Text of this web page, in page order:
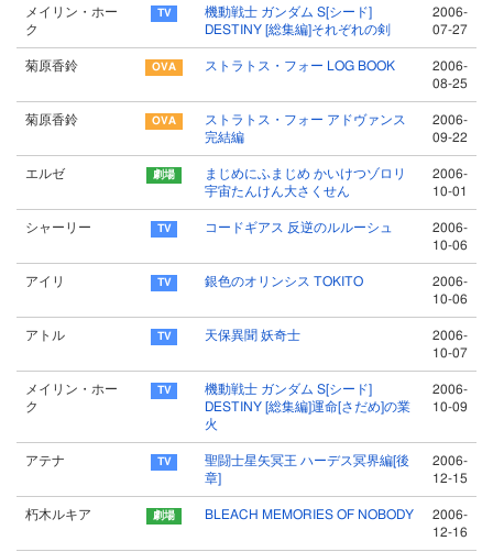
メイリン・ホー
ク
機動戦士 ガンダム S[シード]
DESTINY [総集編]それぞれの剣
2006-
07-27
菊原香鈴 ストラトス・フォー LOG BOOK
2006-
08-25
菊原香鈴
ストラトス・フォー アドヴァンス
完結編
2006-
09-22
エルゼ
まじめにふまじめ かいけつゾロリ
宇宙たんけん大さくせん
2006-
10-01
シャーリー コードギアス 反逆のルルーシュ
2006-
10-06
アイリ 銀色のオリンシス TOKITO
2006-
10-06
アトル 天保異聞 妖奇士
2006-
10-07
メイリン・ホー
ク
機動戦士 ガンダム S[シード]
DESTINY [総集編]運命[さだめ]の業
火
2006-
10-09
アテナ
聖闘士星矢冥王 ハーデス冥界編[後
章]
2006-
12-15
朽木ルキア BLEACH MEMORIES OF NOBODY
2006-
12-16